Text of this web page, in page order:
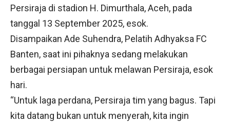
Persiraja di stadion H. Dimurthala, Aceh, pada
tanggal 13 September 2025, esok.
Disampaikan Ade Suhendra, Pelatih Adhyaksa FC
Banten, saat ini pihaknya sedang melakukan
berbagai persiapan untuk melawan Persiraja, esok
hari.
“Untuk laga perdana, Persiraja tim yang bagus. Tapi
kita datang bukan untuk menyerah, kita ingin